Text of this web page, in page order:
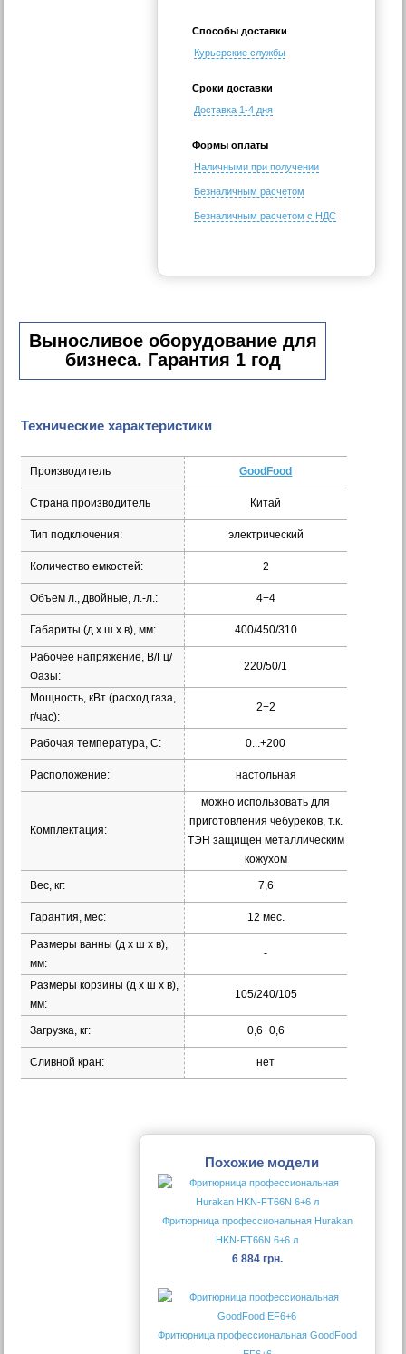
Способы доставки
Курьерские службы
Сроки доставки
Доставка 1-4 дня
Формы оплаты
Наличными при получении
Безналичным расчетом
Безналичным расчетом с НДС
Выносливое оборудование для
бизнеса. Гарантия 1 год
Технические характеристики
Производитель GoodFood
Страна производитель Китай
Тип подключения: электрический
Количество емкостей: 2
Объем л., двойные, л.-л.: 4+4
Габариты (д х ш х в), мм: 400/450/310
Рабочее напряжение, В/Гц/
Фазы:
220/50/1
Мощность, кВт (расход газа,
г/час):
2+2
Рабочая температура, С: 0...+200
Расположение: настольная
Комплектация:
можно использовать для
приготовления чебуреков, т.к.
ТЭН защищен металлическим
кожухом
Вес, кг: 7,6
Гарантия, мес: 12 мес.
Размеры ванны (д х ш х в),
мм:
-
Размеры корзины (д х ш х в),
мм:
105/240/105
Загрузка, кг: 0,6+0,6
Сливной кран: нет
Похожие модели
Фритюрница профессиональная Hurakan
HKN-FT66N 6+6 л
6 884 грн.
Фритюрница профессиональная GoodFood